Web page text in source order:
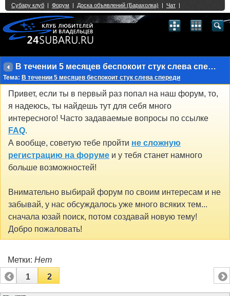
В течении 5 месяцев беспокоит стук слева спереди
Тема: В течении 5 месяцев беспокоит стук слева спереди
Привет, если ты в первый раз попал на наш форум, то,
я надеюсь, ты найдешь тут для себя много
интересного! Часто задаваемые вопросы по ссылке
FAQ.
А вообще, советую тебе пройти не сложную
регистрацию на форуме и у тебя станет намного
больше возможностей!
Внимательно выбирай форум по своим интересам и не
забывай, у нас обсуждалось уже много всяких тем...
сначала юзай поиск, потом создавай новую тему!
Добро пожаловать!
Метки: Нет
1
2
Single Sign On provided byvBSSO
2 3 4 5 6 7 8 9 10 11 12 13 14 15 16 17 18 21 22 23 24 25 26
27 28 29 30 31 32 33 40 41 42 43